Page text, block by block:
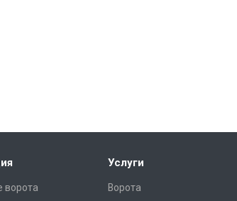
ворота
Услуги
Ворота